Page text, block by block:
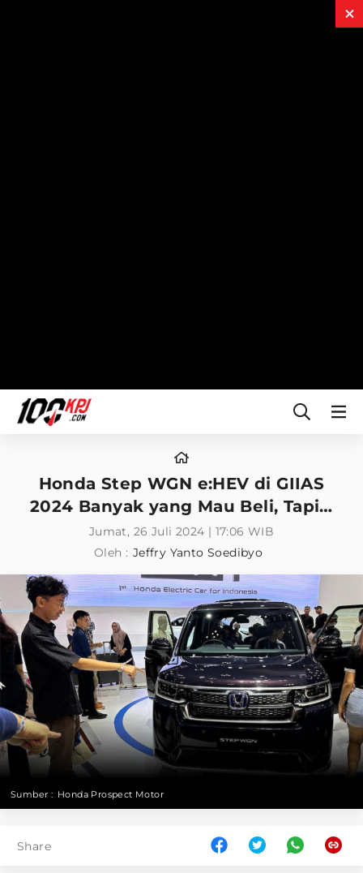
Honda Step WGN e:HEV di GIIAS
2024 Banyak yang Mau Beli, Tapi…
Jumat, 26 Juli 2024 | 17:06 WIB
Oleh : Jeffry Yanto Soedibyo
Sumber : Honda Prospect Motor
Share